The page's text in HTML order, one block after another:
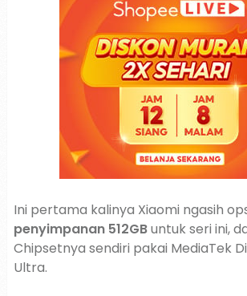
Ini pertama kalinya Xiaomi ngasih
penyimpanan 512GBuntuk seri ini,
Chipsetnya sendiri pakai MediaTek
Ultra.